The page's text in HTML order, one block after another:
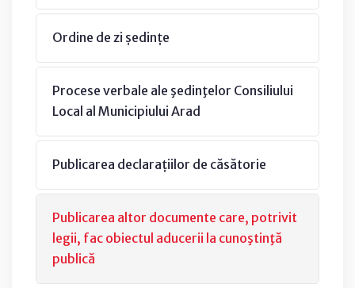
Ordine de zi ședințe
Procese verbale ale şedinţelor Consiliului
Local al Municipiului Arad
Publicarea declarațiilor de căsătorie
Publicarea altor documente care, potrivit
legii, fac obiectul aducerii la cunoştinţă
publică